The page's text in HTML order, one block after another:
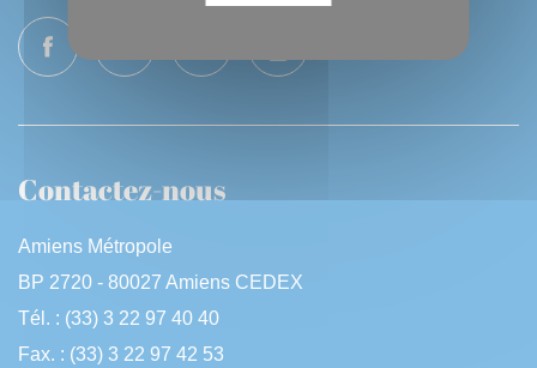
Contactez-nous
Amiens Métropole
BP 2720 - 80027 Amiens CEDEX
Tél. : (33) 3 22 97 40 40
Fax. : (33) 3 22 97 42 53